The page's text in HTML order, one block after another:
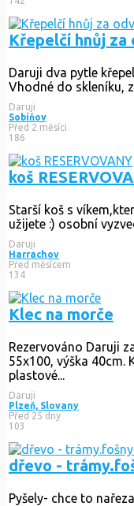
Křepelčí hnůj za
Daruji dva pytle
Vhodné do skleníku,
Daruji
Sobíňov
Před 2 měsíci
186
koš
Starší koš s
užijete :) osobní
Daruji
Harrachov
Před měsícem
134
Klec na morče
Rezervováno Daruji
55x100, výška 40cm.
plastové...
Daruji
Plzeň, Slovany
Před 25 dny
103
dřevo -
Pyšely- chce to